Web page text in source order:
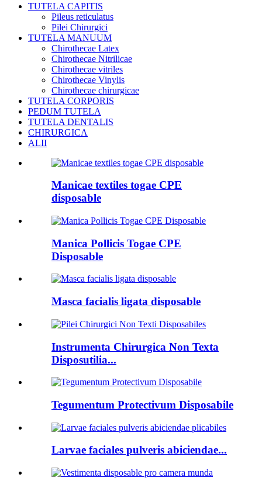
TUTELA CAPITIS
Pileus reticulatus
Pilei Chirurgici
TUTELA MANUUM
Chirothecae Latex
Chirothecae Nitrilicae
Chirothecae vitriles
Chirothecae Vinylis
Chirothecae chirurgicae
TUTELA CORPORIS
PEDUM TUTELA
TUTELA DENTALIS
CHIRURGICA
ALII
Manicae textiles togae CPE
disposable
Manica Pollicis Togae CPE
Disposable
Masca facialis ligata disposable
Instrumenta Chirurgica Non Texta
Disposutilia...
Tegumentum Protectivum Disposabile
Larvae faciales pulveris abiciendae...